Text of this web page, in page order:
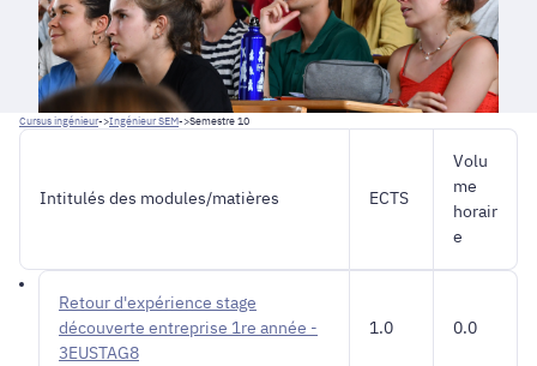
Cursus ingénieur->Ingénieur SEM->Semestre 10
Intitulés des modules/matières ECTS
Volu
me
horair
e
Retour d'expérience stage
découverte entreprise 1re année -
3EUSTAG8
1.0 0.0